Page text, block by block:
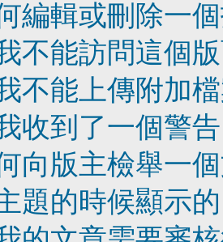
編輯或刪除一
不能訪問這個
不能上傳附加
收到了一個警
向版主檢舉一
題的時候顯示